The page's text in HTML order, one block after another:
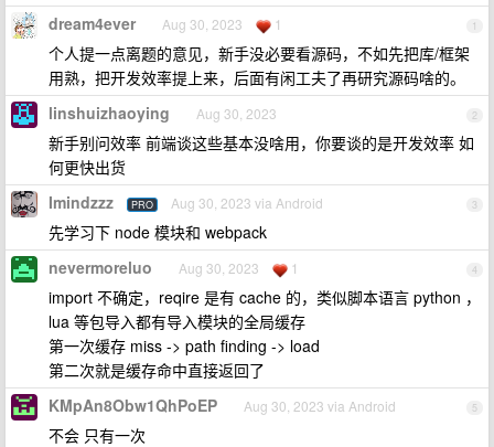
1
dream4ever Aug 30, 2023 1
个人提一点离题的意见，新手没必要看源码，不如先把库/框架
用熟，把开发效率提上来，后面有闲工夫了再研究源码啥的。
2
linshuizhaoying Aug 30, 2023
新手别问效率 前端谈这些基本没啥用，你要谈的是开发效率 如
何更快出货
3
Imindzzz PRO Aug 30, 2023 via Android
先学习下 node 模块和 webpack
4
nevermoreluo Aug 30, 2023 1
import 不确定，reqire 是有 cache 的，类似脚本语言 python ，
lua 等包导入都有导入模块的全局缓存
第一次缓存 miss -> path finding -> load
第二次就是缓存命中直接返回了
5
KMpAn8Obw1QhPoEP Aug 30, 2023 via Android
不会 只有一次